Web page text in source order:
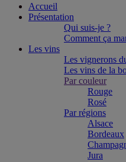
Accueil
Présentation
Qui suis-je ?
Comment ça
Les vins
Les vignerons
Les vins de la
Par couleur
Rouge
Rosé
Par régions
Alsace
Bordeaux
Jura